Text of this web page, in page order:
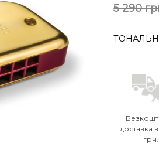
5 290
доставка
грн.